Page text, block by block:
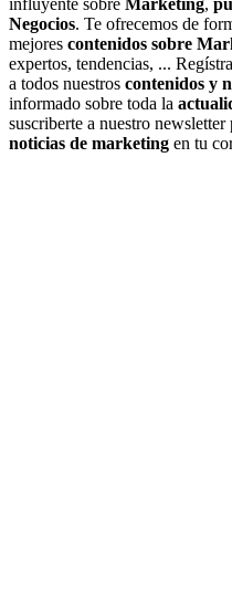
influyente sobre Marketing,
Negocios. Te ofrecemos de
mejores contenidos sobre
expertos, tendencias, ...
a todos nuestros contenidos y
informado sobre toda la
suscriberte a nuestro
noticias de marketing en tu